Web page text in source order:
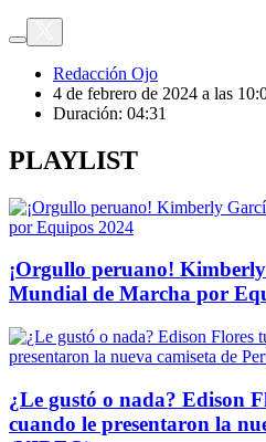
Redacción Ojo
4 de febrero de 2024 a las
Duración: 04:31
PLAYLIST
¡Orgullo peruano!
Mundial de Marcha por
¿Le gustó o nada? Edison
cuando le presentaron la